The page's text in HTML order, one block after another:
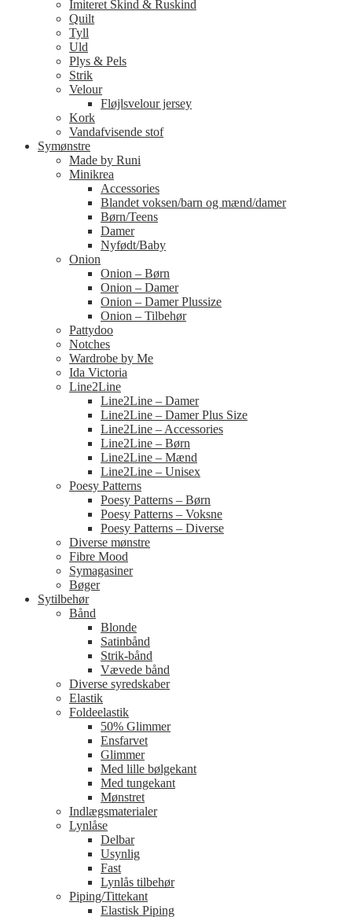
Imiteret Skind & Ruskind
Quilt
Tyll
Uld
Plys & Pels
Strik
Velour
Fløjlsvelour jersey
Kork
Vandafvisende stof
Symønstre
Made by Runi
Minikrea
Accessories
Blandet voksen/barn og mænd/damer
Børn/Teens
Damer
Nyfødt/Baby
Onion
Onion – Børn
Onion – Damer
Onion – Damer Plussize
Onion – Tilbehør
Pattydoo
Notches
Wardrobe by Me
Ida Victoria
Line2Line
Line2Line – Damer
Line2Line – Damer Plus Size
Line2Line – Accessories
Line2Line – Børn
Line2Line – Mænd
Line2Line – Unisex
Poesy Patterns
Poesy Patterns – Børn
Poesy Patterns – Voksne
Poesy Patterns – Diverse
Diverse mønstre
Fibre Mood
Symagasiner
Bøger
Sytilbehør
Bånd
Blonde
Satinbånd
Strik-bånd
Vævede bånd
Diverse syredskaber
Elastik
Foldeelastik
50% Glimmer
Ensfarvet
Glimmer
Med lille bølgekant
Med tungekant
Mønstret
Indlægsmaterialer
Lynlåse
Delbar
Usynlig
Fast
Lynlås tilbehør
Piping/Tittekant
Elastisk Piping